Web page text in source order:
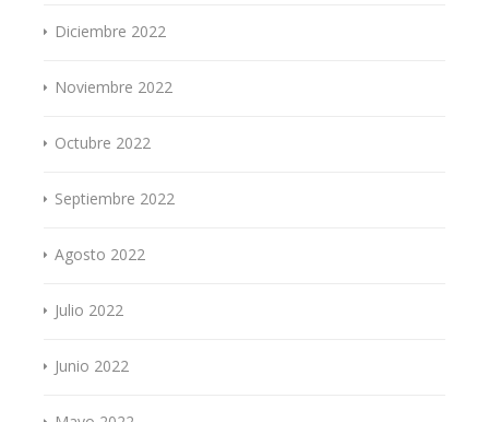
Diciembre 2022
Noviembre 2022
Octubre 2022
Septiembre 2022
Agosto 2022
Julio 2022
Junio 2022